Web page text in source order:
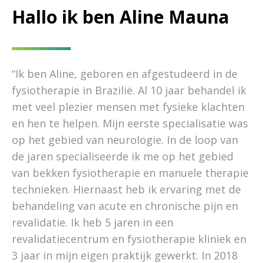
Hallo ik ben Aline Mauna
“Ik ben Aline, geboren en afgestudeerd in de
fysiotherapie in Brazilië. Al 10 jaar behandel ik
met veel plezier mensen met fysieke klachten
en hen te helpen. Mijn eerste specialisatie was
op het gebied van neurologie. In de loop van
de jaren specialiseerde ik me op het gebied
van bekken fysiotherapie en manuele therapie
technieken. Hiernaast heb ik ervaring met de
behandeling van acute en chronische pijn en
revalidatie. Ik heb 5 jaren in een
revalidatiecentrum en fysiotherapie kliniek en
3 jaar in mijn eigen praktijk gewerkt. In 2018